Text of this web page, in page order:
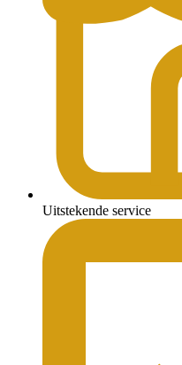
Uitstekende service